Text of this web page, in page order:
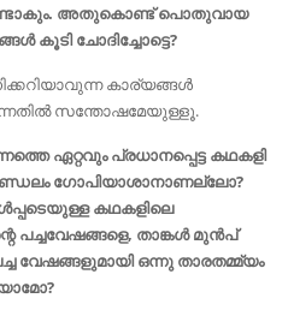
അതുകൊണ്ട് പൊതുവായ
കൂടി ചോദിച്ചോട്ടെ?
കാര്യങ്ങൾ
സന്തോഷമേയുള്ളൂ.
ഏറ്റവും പ്രധാനപ്പെട്ട കഥകളി
ഗോപിയാശാനാണല്ലോ?
കഥകളിലെ
പച്ചവേഷങ്ങളെ, താങ്കൾ മുന്‍പ്
വേഷങ്ങളുമായി ഒന്നു താരതമ്മ്യം